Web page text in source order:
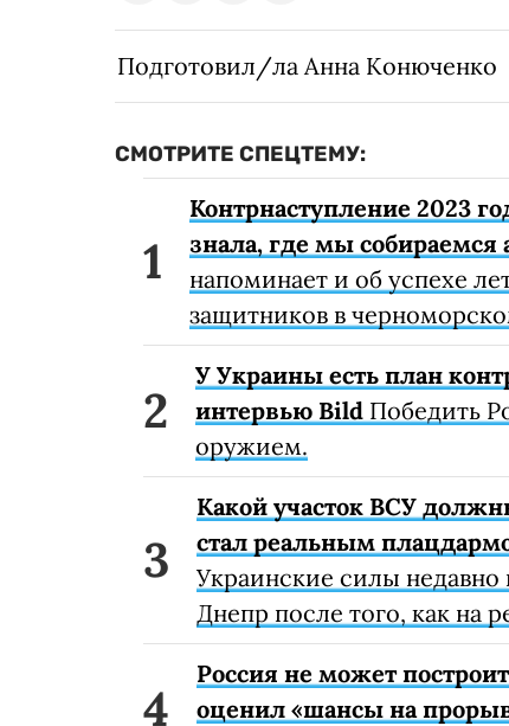
Подготовил/ла Анна Конюченко
СМОТРИТЕ СПЕЦТЕМУ:
Контрнаступление 2023
знала, где мы собираемся
напоминает и об успехе
защитников в
У Украины есть план
интервью Bild Победить
оружием.
Какой участок ВСУ
стал реальным
Украинские силы недавно
Днепр после того, как на
Россия не может
оценил «шансы на